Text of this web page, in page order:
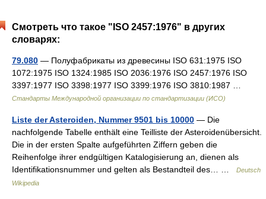
Смотреть что такое "ISO 2457:1976" в других
словарях:
79.080 — Полуфабрикаты из древесины ISO 631:1975 ISO
1072:1975 ISO 1324:1985 ISO 2036:1976 ISO 2457:1976 ISO
3397:1977 ISO 3398:1977 ISO 3399:1976 ISO 3810:1987 …
Стандарты Международной организации по стандартизации (ИСО)
Liste der Asteroiden, Nummer 9501 bis 10000 — Die
nachfolgende Tabelle enthält eine Teilliste der Asteroidenübersicht.
Die in der ersten Spalte aufgeführten Ziffern geben die
Reihenfolge ihrer endgültigen Katalogisierung an, dienen als
Identifikationsnummer und gelten als Bestandteil des… …
Deutsch
Wikipedia